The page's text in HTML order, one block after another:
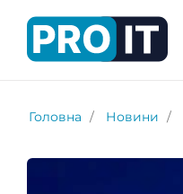
Головна Новини